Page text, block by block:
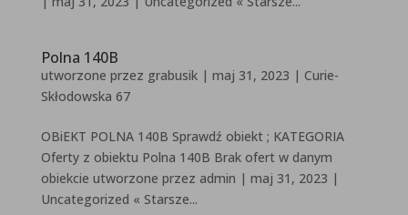
Polna 140B
utworzone przez grabusik| maj 31, 2023 | Curie-
Skłodowska 67
OBiEKT POLNA 140B Sprawdź obiekt ; KATEGORIA
Oferty z obiektu Polna 140B Brak ofert w danym
obiekcie utworzone przez admin | maj 31, 2023 |
Uncategorized « Starsze...